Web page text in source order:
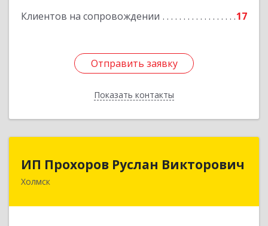
Клиентов на сопровождении 17
Отправить заявку
Показать контакты
Отправить заявку
Назад
ИП Прохоров Руслан Викторович
Холмск
694620, Сахалинская обл, Холмский р-н, Холмск